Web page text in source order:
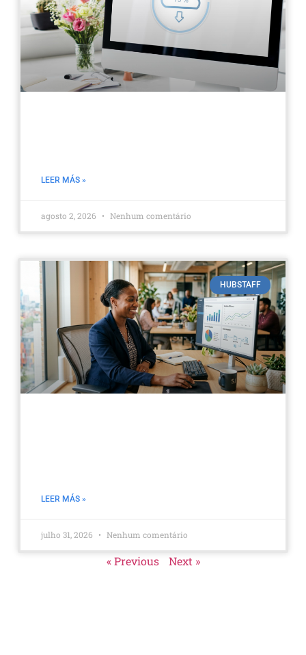
LEER MÁS »
agosto 2, 2026 Nenhum comentário
HUBSTAFF
LEER MÁS »
julho 31, 2026 Nenhum comentário
« Previous Next »